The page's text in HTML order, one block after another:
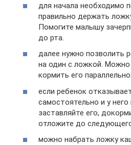
для начала необходимо
правильно держать
Помогите малышу
до рта.
далее нужно позволить
на один с ложкой. Можно
кормить его параллельно.
если ребенок
самостоятельно и у него
заставляйте его,
отложите до
можно набрать ложку